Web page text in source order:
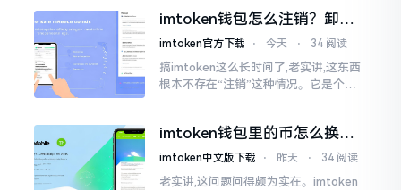
非交易平台
imtoken钱包怎么注销？卸载
后你的资产还在吗
imtoken官方下载 ⋅ 今天 ⋅ 34 阅读
搞imtoken这么长时间了,老实讲,这东西
根本不存在“注销”这种情况。它是个去
件。你想要注销?
imtoken钱包里的币怎么换成
gopay？老哥手把手教你
imtoken中文版下载 ⋅ 昨天 ⋅ 34 阅读
老实讲,这问题问得颇为实在。imtoken